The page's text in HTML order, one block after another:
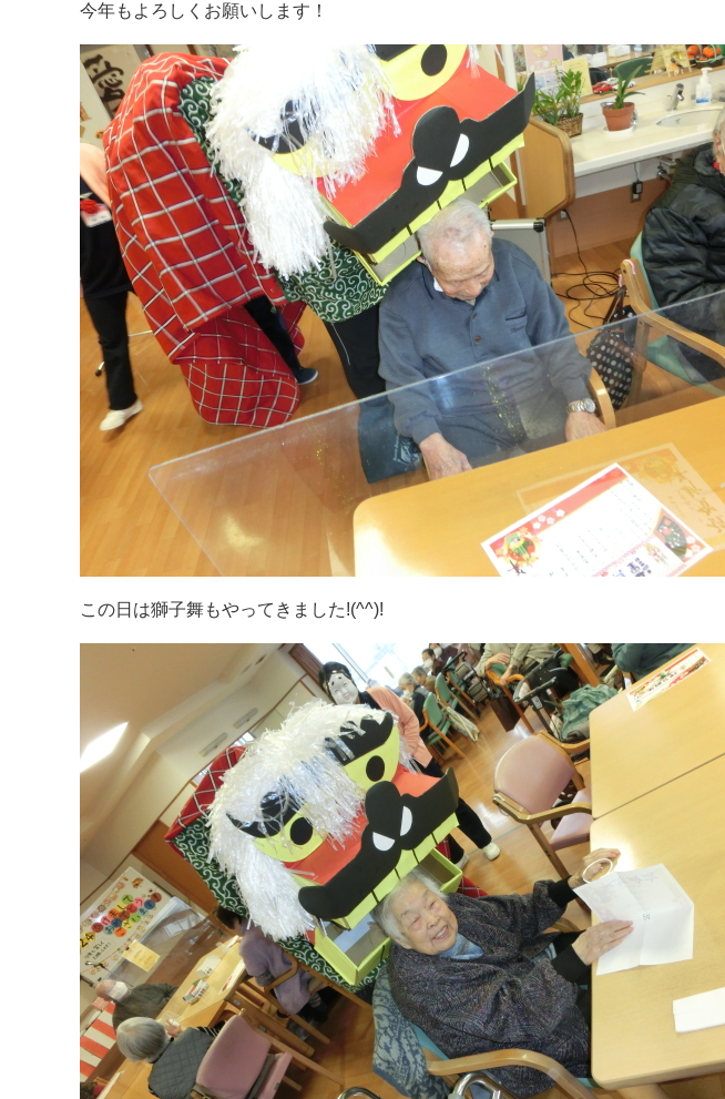
今年もよろしくお願いします！
この日は獅子舞もやってきました!(^^)!